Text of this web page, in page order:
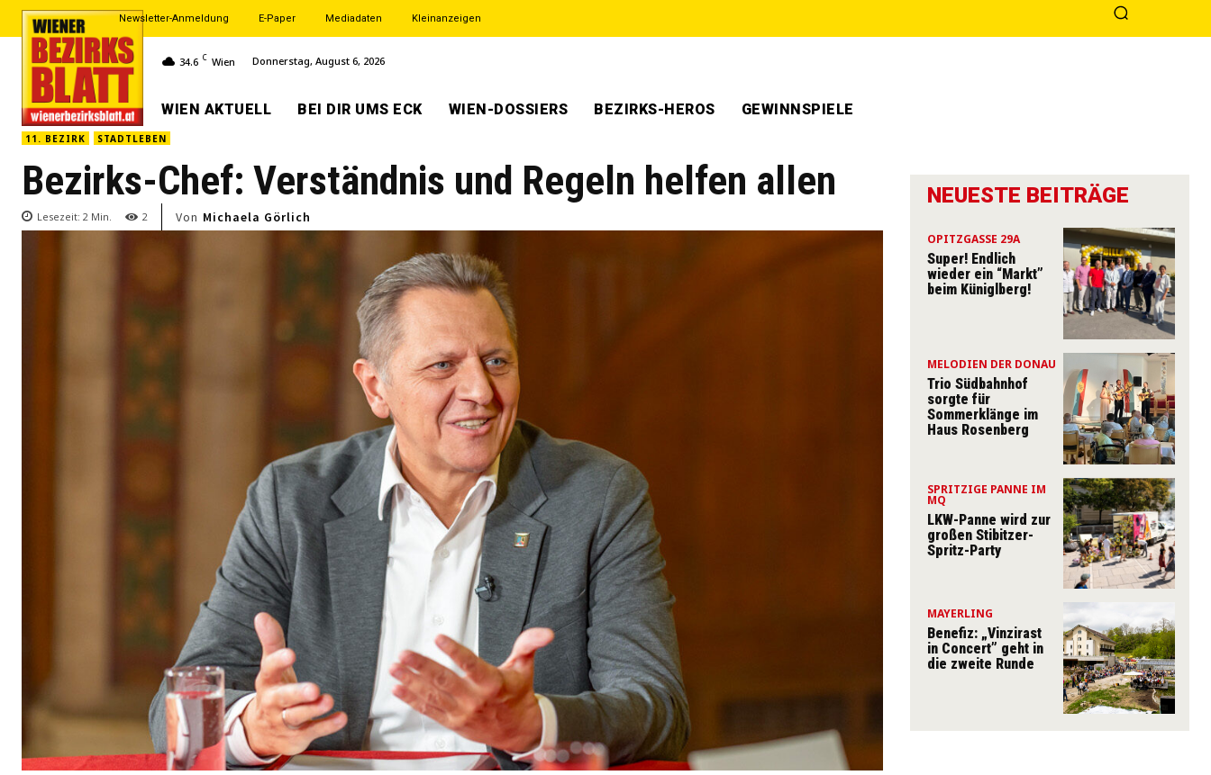
Newsletter-Anmeldung E-Paper Mediadaten Kleinanzeigen
34.6 C Wien Donnerstag, August 6, 2026
WIEN AKTUELL BEI DIR UMS ECK WIEN-DOSSIERS BEZIRKS-HEROS GEWINNSPIELE
11. BEZIRK STADTLEBEN
Bezirks-Chef: Verständnis und Regeln helfen allen
Lesezeit: 2 Min. 2 Von Michaela Görlich
NEUESTE BEITRÄGE
OPITZGASSE 29A
Super! Endlich
wieder ein “Markt”
beim Küniglberg!
MELODIEN DER DONAU
Trio Südbahnhof
sorgte für
Sommerklänge im
Haus Rosenberg
SPRITZIGE PANNE IM
MQ
LKW-Panne wird zur
großen Stibitzer-
Spritz-Party
MAYERLING
Benefiz: „Vinzirast
in Concert” geht in
die zweite Runde